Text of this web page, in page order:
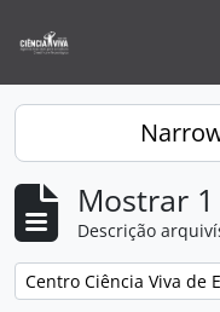
Mostrar
Descrição
Remove filter:
Centro Ciência Viva de